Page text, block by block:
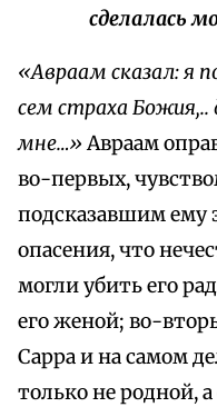
сделалась
«Авраам сказал: я
сем страха Божия,..
мне…»Авраам
во-первых,
подсказавшим ему
опасения, что
могли убить его
его женой; во-
Сарра и на самом
только не родной,